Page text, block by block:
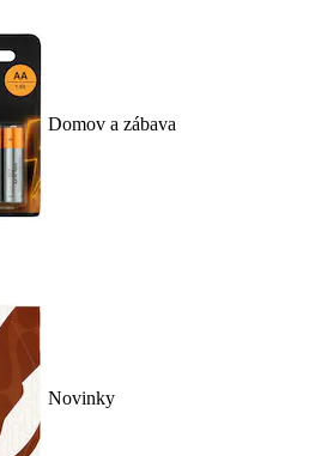
Domov a zábava
Novinky